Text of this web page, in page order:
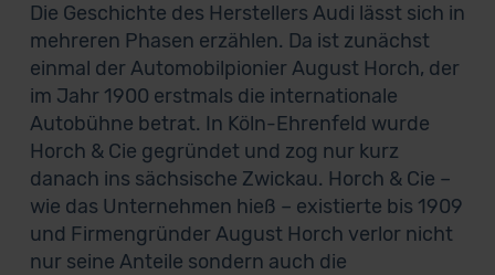
Die Geschichte des Herstellers Audi lässt sich in
mehreren Phasen erzählen. Da ist zunächst
einmal der Automobilpionier August Horch, der
im Jahr 1900 erstmals die internationale
Autobühne betrat. In Köln-Ehrenfeld wurde
Horch & Cie gegründet und zog nur kurz
danach ins sächsische Zwickau. Horch & Cie –
wie das Unternehmen hieß – existierte bis 1909
und Firmengründer August Horch verlor nicht
nur seine Anteile sondern auch die